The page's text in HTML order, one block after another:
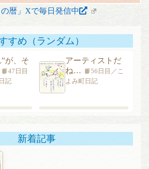
の暦」Xで毎日発信中
すめ（ランダム）
が、そ
📙47日目
記
アーティストだ
ね… 📙56日目／こ
よみ町日記
新着記事